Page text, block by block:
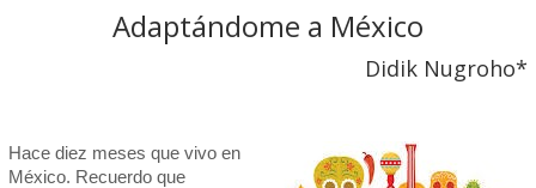
Adaptándome a México
Didik Nugroho*
Hace diez meses que vivo en
México. Recuerdo que